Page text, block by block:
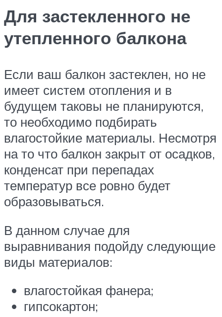
Для застекленного не
утепленного балкона
Если ваш балкон застеклен, но не
имеет систем отопления и в
будущем таковы не планируются,
то необходимо подбирать
влагостойкие материалы. Несмотря
на то что балкон закрыт от осадков,
конденсат при перепадах
температур все ровно будет
образовываться.
В данном случае для
выравнивания подойду следующие
виды материалов:
влагостойкая фанера;
гипсокартон;